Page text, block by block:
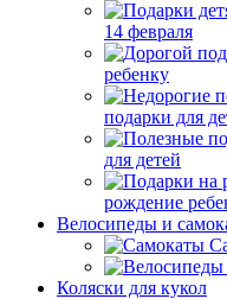
14 февраля
ребенку
подарки для
для детей
рождение
Велосипеды и
Коляски для кукол